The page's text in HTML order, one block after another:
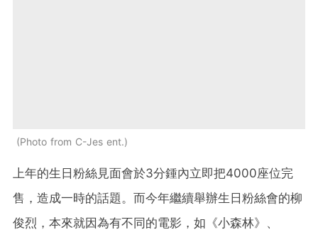
Photo from C-Jes ent.
上年的生日粉絲見面會於3分鍾內立即把4000座位完
售，造成一時的話題。而今年繼續舉辦生日粉絲會的柳
俊烈，本來就因為有不同的電影，如《小森林》、